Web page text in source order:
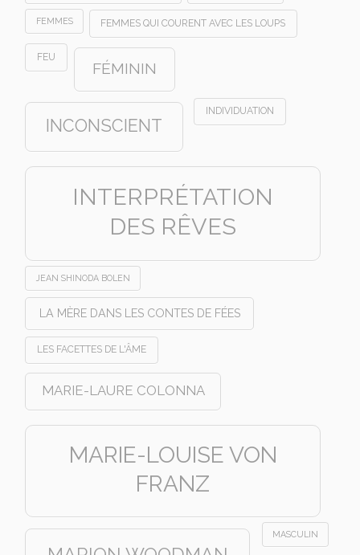
FEMMES FEMMES QUI COURENT AVEC LES LOUPS
FEU
FÉMININ
INCONSCIENT
INDIVIDUATION
INTERPRÉTATION
DES RÊVES
JEAN SHINODA BOLEN
LA MÈRE DANS LES CONTES DE FÉES
LES FACETTES DE L'ÂME
MARIE-LAURE COLONNA
MARIE-LOUISE VON
FRANZ
MASCULIN